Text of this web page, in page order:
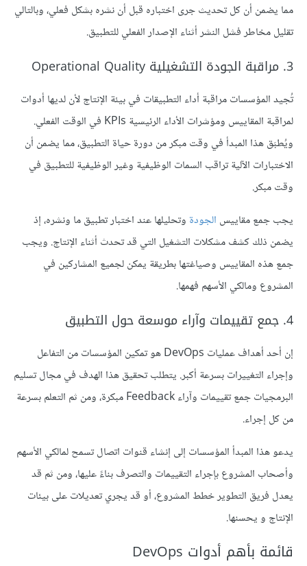
مما يضمن أن كل تحديث جرى اختباره قبل أن نشره بشكل فعلي، وبالتالي
تقليل مخاطر فشل النشر أثناء الإصدار الفعلي للتطبيق.
3. مراقبة الجودة التشغيلية Operational Quality
تُجيد المؤسسات مراقبة أداء التطبيقات في بيئة الإنتاج لأن لديها أدوات
لمراقبة المقاييس ومؤشرات الأداء الرئيسية KPIs في الوقت الفعلي.
ويُطبَق هذا المبدأ في وقت مبكر من دورة حياة التطبيق، مما يضمن أن
الاختبارات الآلية تراقب السمات الوظيفية وغير الوظيفية للتطبيق في
وقت مبكر.
يجب جمع مقاييس الجودة وتحليلها عند اختبار تطبيق ما ونشره، إذ
يضمن ذلك كشف مشكلات التشغيل التي قد تحدث أثناء الإنتاج. ويجب
جمع هذه المقاييس وصياغتها بطريقة يمكن لجميع المشاركين في
المشروع ومالكي الأسهم فهمها.
4. جمع تقييمات وآراء موسعة حول التطبيق
إن أحد أهداف عمليات DevOps هو تمكين المؤسسات من التفاعل
وإجراء التغييرات بسرعة أكبر. يتطلب تحقيق هذا الهدف في مجال تسليم
البرمجيات جمع تقييمات وآراء Feedback مبكرة، ومن ثم التعلم بسرعة
من كل إجراء.
يدعو هذا المبدأ المؤسسات إلى إنشاء قنوات اتصال تسمح لمالكي الأسهم
وأصحاب المشروع بإجراء التقييمات والتصرف بناءً عليها، ومن ثم قد
يعدل فريق التطوير خطط المشروع، أو قد يجري تعديلات على بيئات
الإنتاج و يحسنها.
قائمة بأهم أدوات DevOps